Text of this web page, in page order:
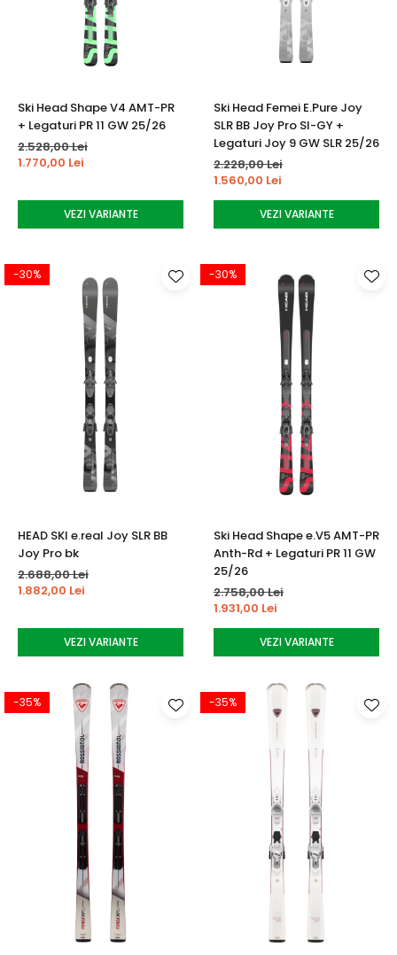
Ski Head Shape V4 AMT-PR
+ Legaturi PR 11 GW 25/26
2.528,00 Lei
1.770,00 Lei
VEZI VARIANTE
Ski Head Femei E.Pure Joy
SLR BB Joy Pro SI-GY +
Legaturi Joy 9 GW SLR 25/26
2.228,00 Lei
1.560,00 Lei
VEZI VARIANTE
-30%
HEAD SKI e.real Joy SLR BB
Joy Pro bk
2.688,00 Lei
1.882,00 Lei
VEZI VARIANTE
-30%
Ski Head Shape e.V5 AMT-PR
Anth-Rd + Legaturi PR 11 GW
25/26
2.758,00 Lei
1.931,00 Lei
VEZI VARIANTE
-35% -35%